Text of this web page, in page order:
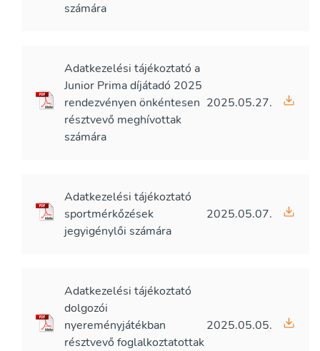
számára
Adatkezelési tájékoztató a
Junior Prima díjátadó 2025
rendezvényen önkéntesen
résztvevő meghívottak
számára
2025.05.27.
Adatkezelési tájékoztató
sportmérkőzések
jegyigénylői számára
2025.05.07.
Adatkezelési tájékoztató
dolgozói
nyereményjátékban
résztvevő foglalkoztatottak
2025.05.05.